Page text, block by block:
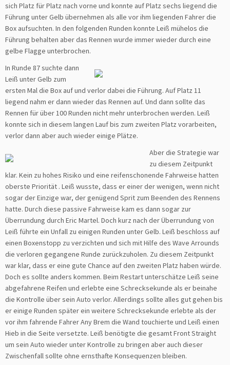
sich Platz für Platz nach vorne und konnte auf Platz sechs liegend die
Führung unter Gelb übernehmen als alle vor ihm liegenden Fahrer die
Box aufsuchten. In den folgenden Runden konnte Leiß mühelos die
Führung behalten aber das Rennen wurde immer wieder durch eine
gelbe Flagge unterbrochen.
In Runde 87 suchte dann
Leiß unter Gelb zum
ersten Mal die Box auf und verlor dabei die Führung. Auf Platz 11
liegend nahm er dann wieder das Rennen auf. Und dann sollte das
Rennen für über 100 Runden nicht mehr unterbrochen werden. Leiß
konnte sich in diesem langen Lauf bis zum zweiten Platz vorarbeiten,
verlor dann aber auch wieder einige Plätze.
Aber die Strategie war
zu diesem Zeitpunkt
klar. Kein zu hohes Risiko und eine reifenschonende Fahrweise hatten
oberste Priorität . Leiß wusste, dass er einer der wenigen, wenn nicht
sogar der Einzige war, der genügend Sprit zum Beenden des Rennens
hatte. Durch diese passive Fahrweise kam es dann sogar zur
Überrundung durch Eric Martel. Doch kurz nach der Überrundung von
Leiß führte ein Unfall zu einigen Runden unter Gelb. Leiß beschloss auf
einen Boxenstopp zu verzichten und sich mit Hilfe des Wave Arrounds
die verloren gegangene Runde zurückzuholen. Zu diesem Zeitpunkt
war klar, dass er eine gute Chance auf den zweiten Platz haben würde.
Doch es sollte anders kommen. Beim Restart unterschätze Leiß seine
abgefahrene Reifen und erlebte eine Schrecksekunde als er beinahe
die Kontrolle über sein Auto verlor. Allerdings sollte alles gut gehen bis
er einige Runden später ein weitere Schrecksekunde erlebte als der
vor ihm fahrende Fahrer Any Brem die Wand touchierte und Leiß einen
Hieb in die Seite versetzte. Leiß benötigte die gesamt Front Straight
um sein Auto wieder unter Kontrolle zu bringen aber auch dieser
Zwischenfall sollte ohne ernsthafte Konsequenzen bleiben.